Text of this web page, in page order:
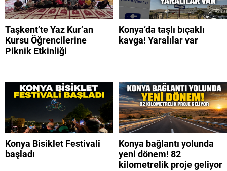
Taşkent’te Yaz Kur’an
Kursu Öğrencilerine
Piknik Etkinliği
Konya’da taşlı bıçaklı
kavga! Yaralılar var
Konya Bisiklet Festivali
başladı
Konya bağlantı yolunda
yeni dönem! 82
kilometrelik proje geliyor